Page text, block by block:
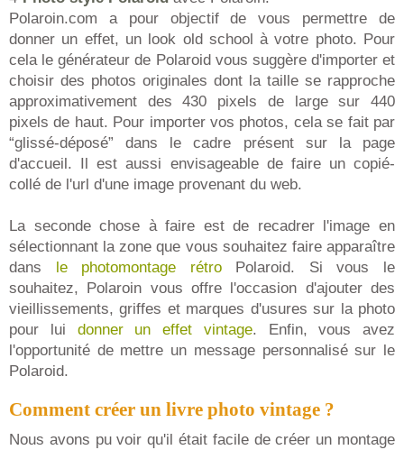
Polaroin.com a pour objectif de vous permettre de
donner un effet, un look old school à votre photo. Pour
cela le générateur de Polaroid vous suggère d'importer et
choisir des photos originales dont la taille se rapproche
approximativement des 430 pixels de large sur 440
pixels de haut. Pour importer vos photos, cela se fait par
“glissé-déposé” dans le cadre présent sur la page
d'accueil. Il est aussi envisageable de faire un copié-
collé de l'url d'une image provenant du web.
La seconde chose à faire est de recadrer l'image en
sélectionnant la zone que vous souhaitez faire apparaître
dans le photomontage rétroPolaroid. Si vous le
souhaitez, Polaroin vous offre l'occasion d'ajouter des
vieillissements, griffes et marques d'usures sur la photo
pour lui donner un effet vintage. Enfin, vous avez
l'opportunité de mettre un message personnalisé sur le
Polaroid.
Comment créer un livre photo vintage ?
Nous avons pu voir qu'il était facile de créer un montage